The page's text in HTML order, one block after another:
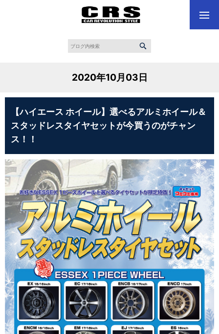
2020年10月03日
【ハイエース ホイール】選べるアルミホイール＆
スタッドレスタイヤセットが今買うのがチャン
ス！！